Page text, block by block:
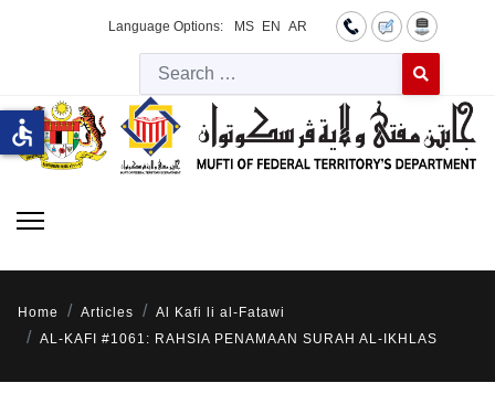
Language Options: MS EN AR
Type 2 or
Home Articles
Al Kafi li al-Fatawi
AL-KAFI #1061: RAHSIA PENAMAAN SURAH AL-IKHLAS
accessible